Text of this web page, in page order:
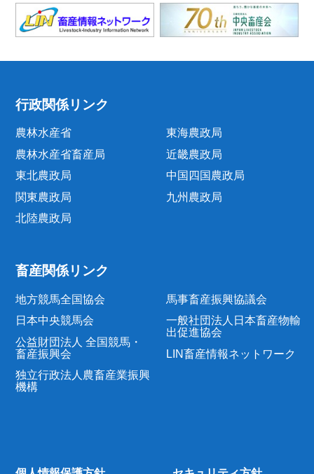
行政関係リンク
農林水産省
農林水産省畜産局
東北農政局
関東農政局
北陸農政局
東海農政局
近畿農政局
中国四国農政局
九州農政局
畜産関係リンク
地方競馬全国協会
日本中央競馬会
公益財団法人 全国競馬・
畜産振興会
独立行政法人農畜産業振興
機構
馬事畜産振興協議会
一般社団法人日本畜産物輸
出促進協会
LIN畜産情報ネットワーク